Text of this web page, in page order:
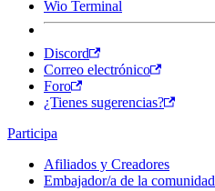
Wio Terminal
Discord
Correo electrónico
Foro
¿Tienes sugerencias?
Participa
Afiliados y Creadores
Embajador/a de la comunidad